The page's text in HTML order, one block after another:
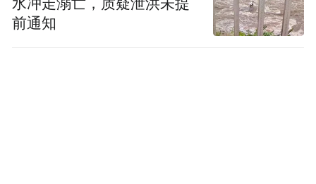
水冲走溺亡，质疑泄洪未提
前通知